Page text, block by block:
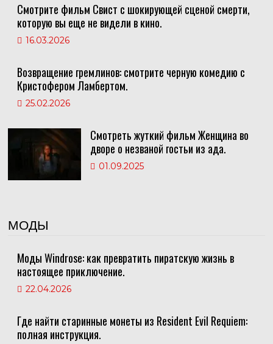
Смотрите фильм Свист с шокирующей сценой смерти,
которую вы еще не видели в кино.
16.03.2026
Возвращение гремлинов: смотрите черную комедию с
Кристофером Ламбертом.
25.02.2026
Смотреть жуткий фильм Женщина во
дворе о незваной гостьи из ада.
01.09.2025
МОДЫ
Моды Windrose: как превратить пиратскую жизнь в
настоящее приключение.
22.04.2026
Где найти старинные монеты из Resident Evil Requiem:
полная инструкция.